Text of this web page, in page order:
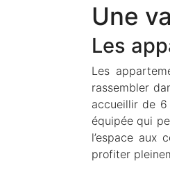
Une
Les
Les
rassembler
accueillir de 6
équipée qui
l’espace aux
profiter